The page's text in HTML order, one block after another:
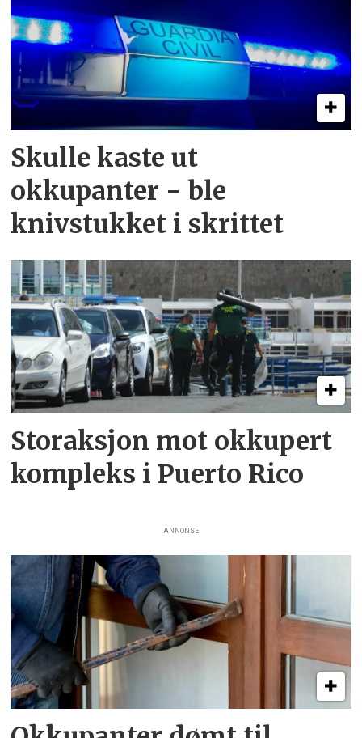
Skulle kaste ut
okkupanter - ble
knivstukket i skrittet
Storaksjon mot okkupert
kompleks i Puerto Rico
ANNONSE